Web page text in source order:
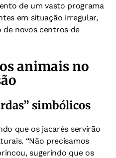
de um vasto programa
em situação irregular,
de novos centros de
animais no
simbólicos
que os jacarés servirão
“Não precisamos
sugerindo que os